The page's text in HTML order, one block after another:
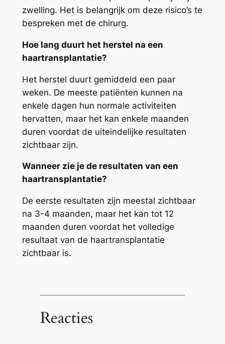
zwelling. Het is belangrijk om deze risico’s te
bespreken met de chirurg.
Hoe lang duurt het herstel na een
haartransplantatie?
Het herstel duurt gemiddeld een paar
weken. De meeste patiënten kunnen na
enkele dagen hun normale activiteiten
hervatten, maar het kan enkele maanden
duren voordat de uiteindelijke resultaten
zichtbaar zijn.
Wanneer zie je de resultaten van een
haartransplantatie?
De eerste resultaten zijn meestal zichtbaar
na 3-4 maanden, maar het kan tot 12
maanden duren voordat het volledige
resultaat van de haartransplantatie
zichtbaar is.
Reacties